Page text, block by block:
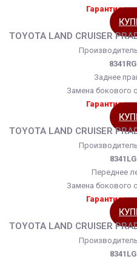
Гарантия на
TOYOTA LAND CRUISER
Заднее
Замена бокового
Гарантия на
TOYOTA LAND CRUISER
Переднее
Замена бокового
Гарантия на
TOYOTA LAND CRUISER